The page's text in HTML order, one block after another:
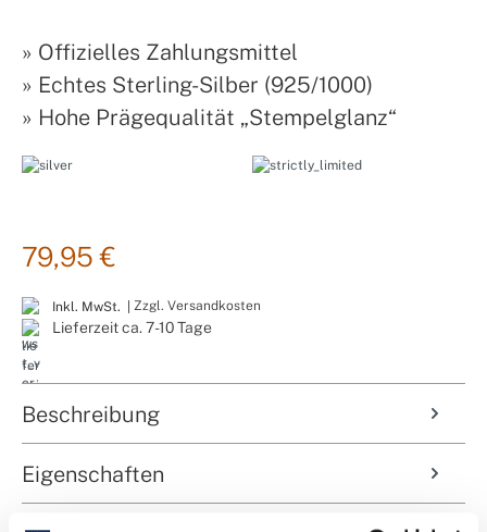
» Offizielles Zahlungsmittel
» Echtes Sterling-Silber (925/1000)
» Hohe Prägequalität „Stempelglanz“
79,95 €
Inkl. MwSt. | Zzgl. Versandkosten
Lieferzeit ca. 7-10 Tage
Beschreibung
Eigenschaften